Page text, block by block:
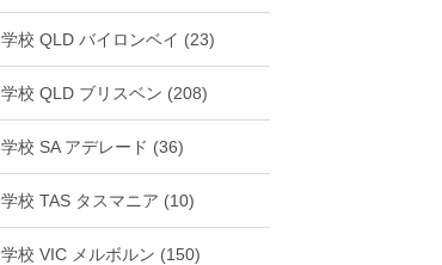
学校 QLD バイロンベイ (23)
学校 QLD ブリスベン (208)
学校 SA アデレード (36)
学校 TAS タスマニア (10)
学校 VIC メルボルン (150)